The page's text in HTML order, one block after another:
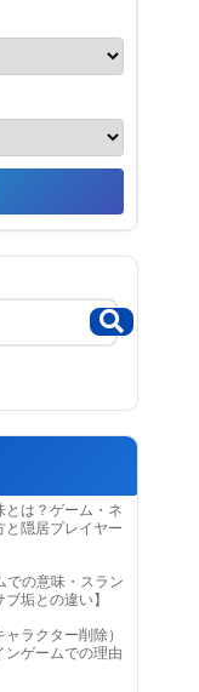
とは？ゲーム・ネ
と隠居プレイヤー
での意味・スラン
垢との違い】
ラクター削除）
ンゲームでの理由